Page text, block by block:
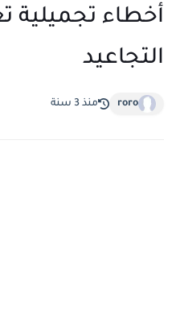
أخطاء
التجاعيد
roro منذ 3 سنة